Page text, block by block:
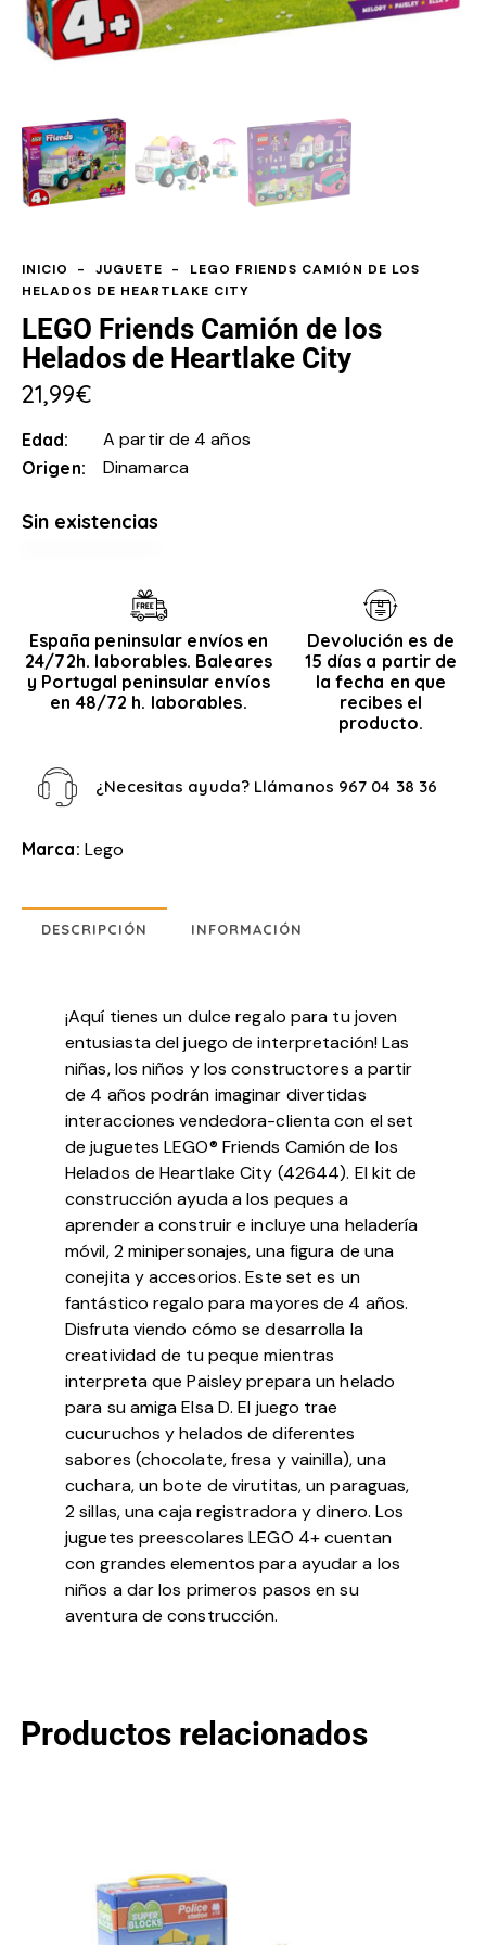
INICIO JUGUETE
LEGO FRIENDS CAMIÓN DE LOS
HELADOS DE HEARTLAKE CITY
LEGO Friends Camión de los
Helados de Heartlake City
21,99€
Edad A partir de 4 años
Origen Dinamarca
Sin existencias
España peninsular envíos en
24/72h. laborables. Baleares
y Portugal peninsular envíos
en 48/72 h. laborables.
Devolución es de
15 días a partir de
la fecha en que
recibes el
producto.
¿Necesitas ayuda? Llámanos 967 04 38 36
Marca: Lego
DESCRIPCIÓN INFORMACIÓN
¡Aquí tienes un dulce regalo para tu joven
entusiasta del juego de interpretación! Las
niñas, los niños y los constructores a partir
de 4 años podrán imaginar divertidas
interacciones vendedora-clienta con el set
de juguetes LEGO® Friends Camión de los
Helados de Heartlake City (42644). El kit de
construcción ayuda a los peques a
aprender a construir e incluye una heladería
móvil, 2 minipersonajes, una figura de una
conejita y accesorios. Este set es un
fantástico regalo para mayores de 4 años.
Disfruta viendo cómo se desarrolla la
creatividad de tu peque mientras
interpreta que Paisley prepara un helado
para su amiga Elsa D. El juego trae
cucuruchos y helados de diferentes
sabores (chocolate, fresa y vainilla), una
cuchara, un bote de virutitas, un paraguas,
2 sillas, una caja registradora y dinero. Los
juguetes preescolares LEGO 4+ cuentan
con grandes elementos para ayudar a los
niños a dar los primeros pasos en su
aventura de construcción.
Productos relacionados